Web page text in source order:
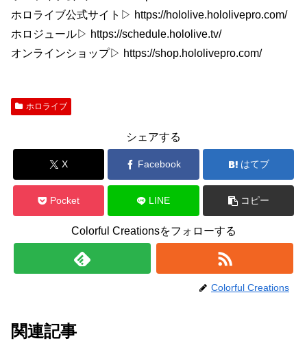
ホロライブ公式サイト▷ https://hololive.hololivepro.com/
ホロジュール▷ https://schedule.hololive.tv/
オンラインショップ▷ https://shop.hololivepro.com/
ホロライブ
シェアする
X Facebook はてブ
Pocket LINE コピー
Colorful Creationsをフォローする
Colorful Creations
関連記事